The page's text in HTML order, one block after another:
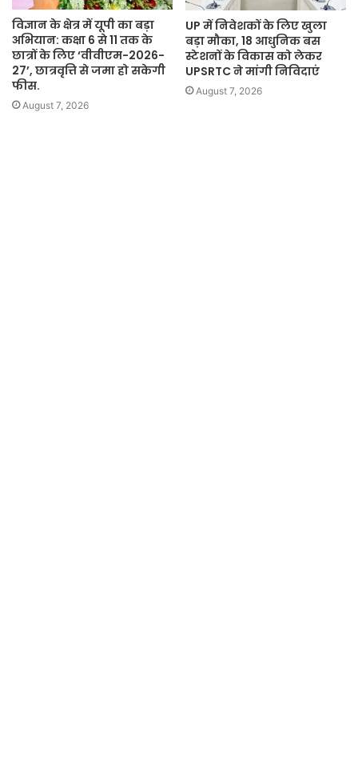
विज्ञान के क्षेत्र में यूपी का बड़ा
अभियान: कक्षा 6 से 11 तक के
छात्रों के लिए ‘वीवीएम-2026-
27’, छात्रवृत्ति से जमा हो सकेगी
फीस.
August 7, 2026
UP में निवेशकों के लिए खुला
बड़ा मौका, 18 आधुनिक बस
स्टेशनों के विकास को लेकर
UPSRTC ने मांगी निविदाएं
August 7, 2026